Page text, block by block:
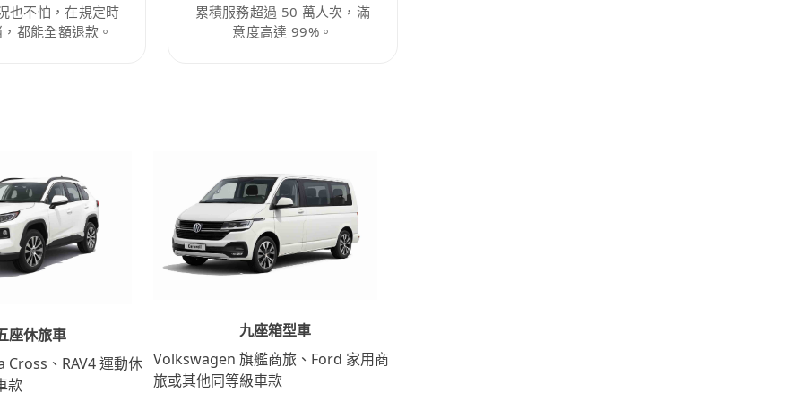
也不怕，在規定時
都能全額退款。
累積服務超過 50 萬人次，滿
意度高達 99%。
座休旅車
Cross、RAV4 運動休
款
九座箱型車
Volkswagen 旗艦商旅、Ford 家用商
旅或其他同等級車款